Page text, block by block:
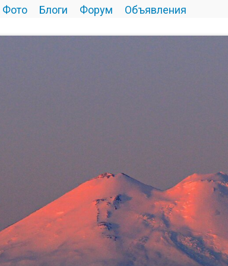
Фото Блоги Форум Объявления